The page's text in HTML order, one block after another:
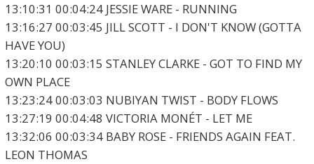
13:10:31 00:04:24 JESSIE WARE - RUNNING
13:16:27 00:03:45 JILL SCOTT - I DON'T KNOW (GOTTA
HAVE YOU)
13:20:10 00:03:15 STANLEY CLARKE - GOT TO FIND MY
OWN PLACE
13:23:24 00:03:03 NUBIYAN TWIST - BODY FLOWS
13:27:19 00:04:48 VICTORIA MONÉT - LET ME
13:32:06 00:03:34 BABY ROSE - FRIENDS AGAIN FEAT.
LEON THOMAS